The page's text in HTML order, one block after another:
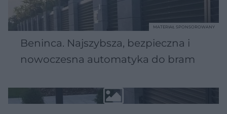
Beninca. Najszybsza, bezpieczna i
nowoczesna automatyka do bram
MATERIAŁ SPONSOROWANY